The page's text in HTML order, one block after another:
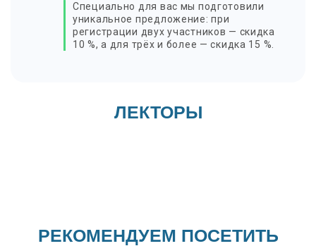
Специально для вас мы подготовили
уникальное предложение: при
регистрации двух участников — скидка
10 %, а для трёх и более — скидка 15 %.
ЛЕКТОРЫ
РЕКОМЕНДУЕМ ПОСЕТИТЬ